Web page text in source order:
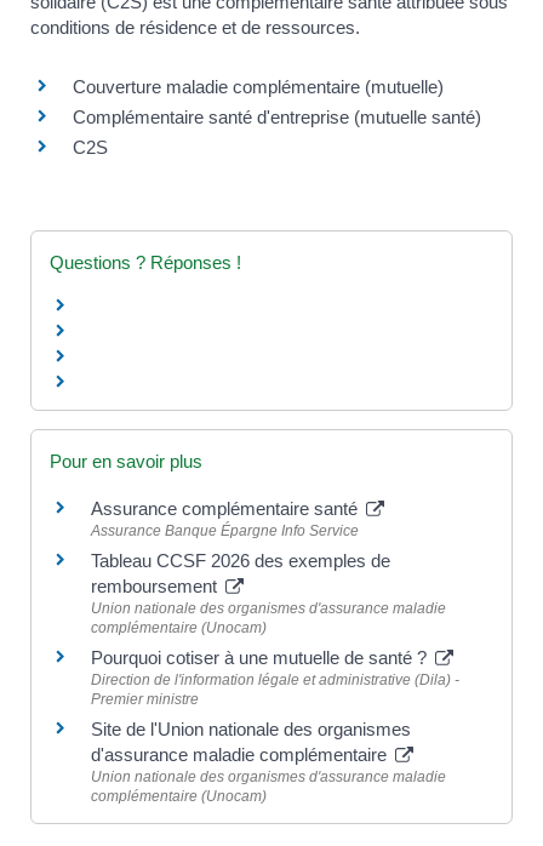
conditions de résidence et de ressources.
Couverture maladie complémentaire (mutuelle)
Complémentaire santé d'entreprise (mutuelle santé)
C2S
Questions ? Réponses !
Pour en savoir plus
Assurance complémentaire santé
Assurance Banque Épargne Info Service
Tableau CCSF 2026 des exemples de
remboursement
Union nationale des organismes d'assurance maladie
complémentaire (Unocam)
Pourquoi cotiser à une mutuelle de santé ?
Direction de l'information légale et administrative (Dila) -
Premier ministre
Site de l'Union nationale des organismes
d'assurance maladie complémentaire
Union nationale des organismes d'assurance maladie
complémentaire (Unocam)